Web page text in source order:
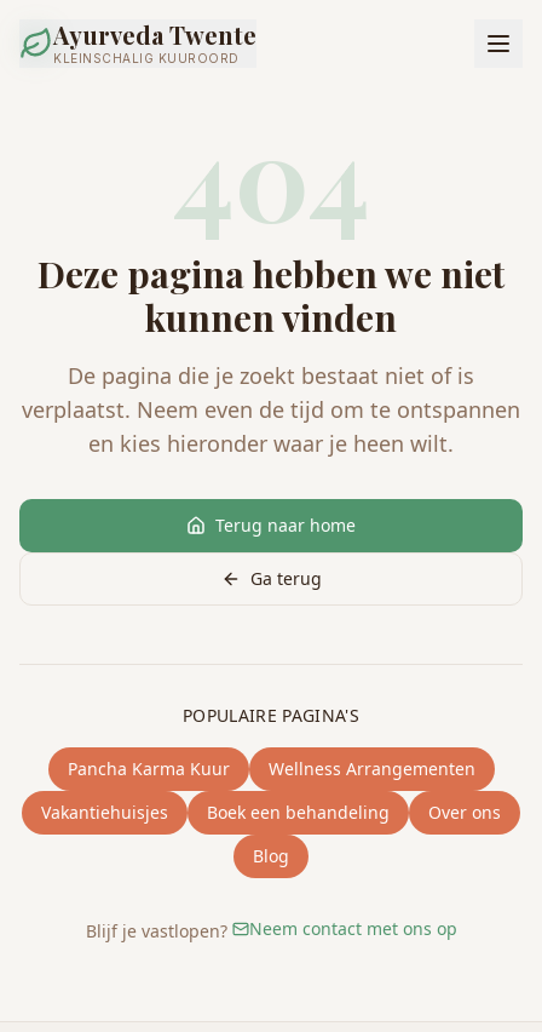
Ayurveda Twente
KLEINSCHALIG KUUROORD
404
Deze pagina hebben we niet
kunnen vinden
De pagina die je zoekt bestaat niet of is
verplaatst. Neem even de tijd om te ontspannen
en kies hieronder waar je heen wilt.
Terug naar home
Ga terug
POPULAIRE PAGINA'S
Pancha Karma Kuur
Wellness Arrangementen
Vakantiehuisjes
Boek een behandeling
Over ons
Blog
Blijf je vastlopen? Neem contact met ons op